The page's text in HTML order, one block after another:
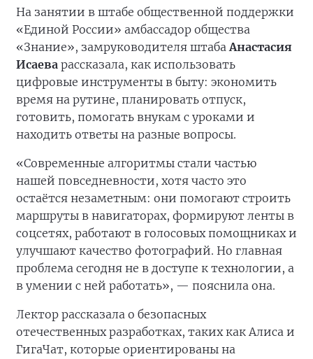
На занятии в штабе общественной поддержки
«Единой России» амбассадор общества
«Знание», замруководителя штабаАнастасия
Исаева рассказала, как использовать
цифровые инструменты в быту: экономить
время на рутине, планировать отпуск,
готовить, помогать внукам с уроками и
находить ответы на разные вопросы.
«Современные алгоритмы стали частью
нашей повседневности, хотя часто это
остаётся незаметным: они помогают строить
маршруты в навигаторах, формируют ленты в
соцсетях, работают в голосовых помощниках и
улучшают качество фотографий. Но главная
проблема сегодня не в доступе к технологии, а
в умении с ней работать», — пояснила она.
Лектор рассказала о безопасных
отечественных разработках, таких как Алиса и
ГигаЧат, которые ориентированы на